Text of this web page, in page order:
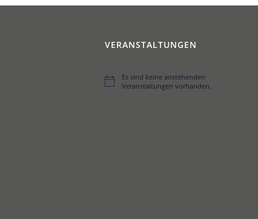
VERANSTALTUNGEN
Hinweis
Es sind keine anstehenden
Veranstaltungen vorhanden.